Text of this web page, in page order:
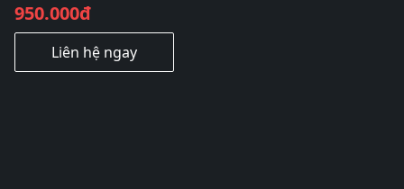
950.000đ
Liên hệ ngay